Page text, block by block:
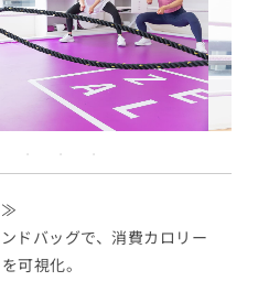
≫
ドバッグで、消費カロリー
可視化。